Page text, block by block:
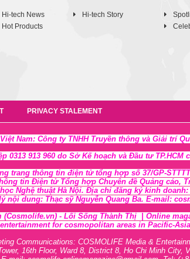
Hi-tech News
Hot Products
Hi-tech Story
PRIVACY STALEMENT
Nam: Công ty TNHH Truyền thông và Giải trí
0313 913 960 do Sở Kế hoạch và Đầu tư TP.HCM
trang thông tin điện tử tổng hợp số 37/GP-
tin Điện tử Tổng hợp Chuyên đề Quảng
Nghệ thuật Hà Nội. Địa chỉ đăng ký kinh doanh:
nội dung: Thạc sỹ Nguyễn Quang Ba. E-mail:
(Cosmolife.vn) - Lối Sống Thành Thị | Online
for cosmopolitan areas in Pacific-Asia
Communications: COSMOLIFE Media &
16th Floor, Ward 8, District 8, Ho Chi Minh City,